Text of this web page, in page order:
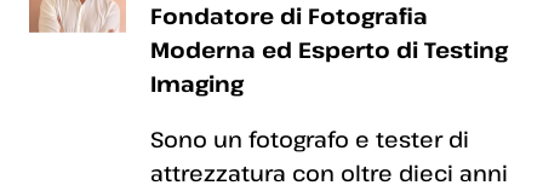
Fondatore di Fotografia
Moderna ed Esperto di Testing
Imaging
Sono un fotografo e tester di
attrezzatura con oltre dieci anni